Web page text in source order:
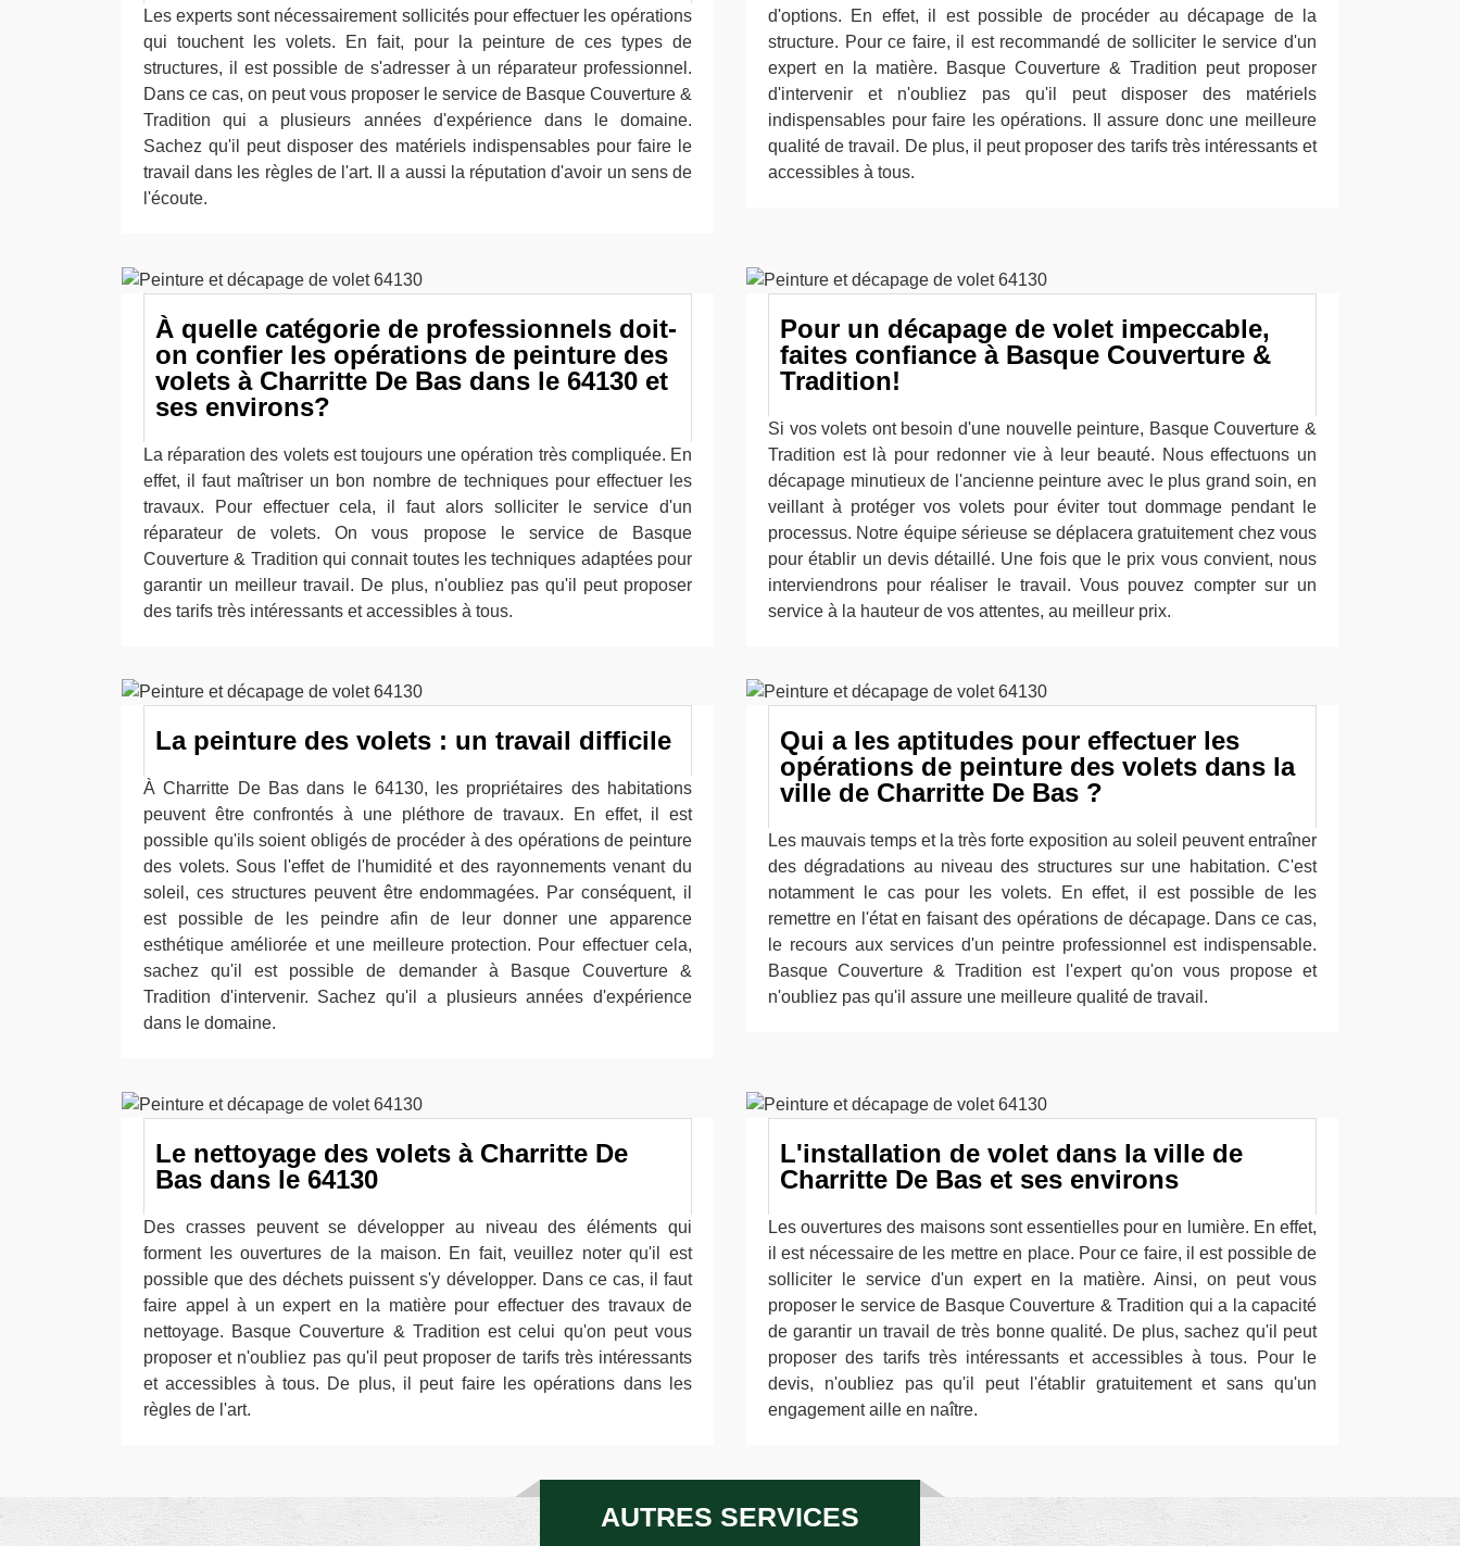
Les experts sont nécessairement sollicités pour effectuer les opérations
qui touchent les volets. En fait, pour la peinture de ces types de
structures, il est possible de s'adresser à un réparateur professionnel.
Dans ce cas, on peut vous proposer le service de Basque Couverture &
Tradition qui a plusieurs années d'expérience dans le domaine.
Sachez qu'il peut disposer des matériels indispensables pour faire le
travail dans les règles de l'art. Il a aussi la réputation d'avoir un sens de
l'écoute.
d'options. En effet, il est possible de procéder au décapage de la
structure. Pour ce faire, il est recommandé de solliciter le service d'un
expert en la matière. Basque Couverture & Tradition peut proposer
d'intervenir et n'oubliez pas qu'il peut disposer des matériels
indispensables pour faire les opérations. Il assure donc une meilleure
qualité de travail. De plus, il peut proposer des tarifs très intéressants et
accessibles à tous.
À quelle catégorie de professionnels doit-
on confier les opérations de peinture des
volets à Charritte De Bas dans le 64130 et
ses environs?
La réparation des volets est toujours une opération très compliquée. En
effet, il faut maîtriser un bon nombre de techniques pour effectuer les
travaux. Pour effectuer cela, il faut alors solliciter le service d'un
réparateur de volets. On vous propose le service de Basque
Couverture & Tradition qui connait toutes les techniques adaptées pour
garantir un meilleur travail. De plus, n'oubliez pas qu'il peut proposer
des tarifs très intéressants et accessibles à tous.
Pour un décapage de volet impeccable,
faites confiance à Basque Couverture &
Tradition!
Si vos volets ont besoin d'une nouvelle peinture, Basque Couverture &
Tradition est là pour redonner vie à leur beauté. Nous effectuons un
décapage minutieux de l'ancienne peinture avec le plus grand soin, en
veillant à protéger vos volets pour éviter tout dommage pendant le
processus. Notre équipe sérieuse se déplacera gratuitement chez vous
pour établir un devis détaillé. Une fois que le prix vous convient, nous
interviendrons pour réaliser le travail. Vous pouvez compter sur un
service à la hauteur de vos attentes, au meilleur prix.
La peinture des volets : un travail difficile
À Charritte De Bas dans le 64130, les propriétaires des habitations
peuvent être confrontés à une pléthore de travaux. En effet, il est
possible qu'ils soient obligés de procéder à des opérations de peinture
des volets. Sous l'effet de l'humidité et des rayonnements venant du
soleil, ces structures peuvent être endommagées. Par conséquent, il
est possible de les peindre afin de leur donner une apparence
esthétique améliorée et une meilleure protection. Pour effectuer cela,
sachez qu'il est possible de demander à Basque Couverture &
Tradition d'intervenir. Sachez qu'il a plusieurs années d'expérience
dans le domaine.
Qui a les aptitudes pour effectuer les
opérations de peinture des volets dans la
ville de Charritte De Bas ?
Les mauvais temps et la très forte exposition au soleil peuvent entraîner
des dégradations au niveau des structures sur une habitation. C'est
notamment le cas pour les volets. En effet, il est possible de les
remettre en l'état en faisant des opérations de décapage. Dans ce cas,
le recours aux services d'un peintre professionnel est indispensable.
Basque Couverture & Tradition est l'expert qu'on vous propose et
n'oubliez pas qu'il assure une meilleure qualité de travail.
Le nettoyage des volets à Charritte De
Bas dans le 64130
Des crasses peuvent se développer au niveau des éléments qui
forment les ouvertures de la maison. En fait, veuillez noter qu'il est
possible que des déchets puissent s'y développer. Dans ce cas, il faut
faire appel à un expert en la matière pour effectuer des travaux de
nettoyage. Basque Couverture & Tradition est celui qu'on peut vous
proposer et n'oubliez pas qu'il peut proposer de tarifs très intéressants
et accessibles à tous. De plus, il peut faire les opérations dans les
règles de l'art.
L'installation de volet dans la ville de
Charritte De Bas et ses environs
Les ouvertures des maisons sont essentielles pour en lumière. En effet,
il est nécessaire de les mettre en place. Pour ce faire, il est possible de
solliciter le service d'un expert en la matière. Ainsi, on peut vous
proposer le service de Basque Couverture & Tradition qui a la capacité
de garantir un travail de très bonne qualité. De plus, sachez qu'il peut
proposer des tarifs très intéressants et accessibles à tous. Pour le
devis, n'oubliez pas qu'il peut l'établir gratuitement et sans qu'un
engagement aille en naître.
AUTRES SERVICES